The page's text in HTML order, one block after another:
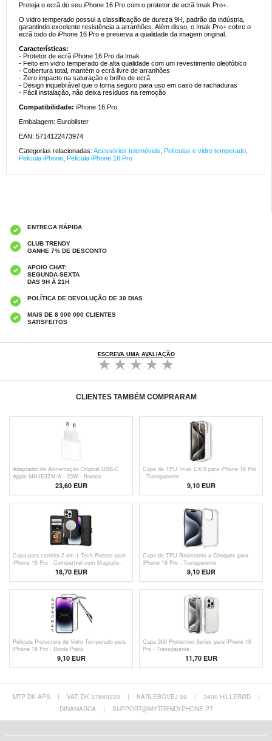
Proteja o ecrã do seu iPhone 16 Pro com o protetor de ecrã Imak Pro+.
O vidro temperado possui a classificação de dureza 9H, padrão da indústria,
garantindo excelente resistência a arranhões. Além disso, o Imak Pro+ cobre o
ecrã todo do iPhone 16 Pro e preserva a qualidade da imagem original.
Características:
- Protetor de ecrã iPhone 16 Pro da Imak
- Feito em vidro temperado de alta qualidade com um revestimento oleofóbico
- Cobertura total, mantém o ecrã livre de arranhões
- Zero impacto na saturação e brilho de ecrã
- Design inquebrável que o torna seguro para uso em caso de rachaduras
- Fácil instalação, não deixa resíduos na remoção
Compatibilidade: iPhone 16 Pro
Embalagem: Euroblister
EAN: 5714122473974
Categorias relacionadas: Acessórios telemóveis Películas e vidro temperado
Pelicula iPhone
Pelicula iPhone 16 Pro
ENTREGA RÁPIDA
CLUB TRENDY
GANHE 7% DE DESCONTO
APOIO CHAT:
SEGUNDA-SEXTA
DAS 9H À 21H
POLÍTICA DE DEVOLUÇÃO DE 30 DIAS
MAIS DE 8 000 000 CLIENTES
SATISFEITOS
ESCREVA UMA AVALIAÇÃO
CLIENTES TAMBÉM COMPRARAM
Adaptador de Alimentação Original USB-C
Apple MHJE3ZM/A - 20W - Branco
23,60EUR
Capa de TPU Imak UX-5 para iPhone 16 Pro
- Transparente
9,10 EUR
Capa para carteira 2 em 1 Tech-Protect para
iPhone 16 Pro - Compatível com Magsafe -
18,70 EUR
Capa de TPU Resistente a Choques para
iPhone 16 Pro - Transparente
9,10 EUR
Película Protectora de Vidro Temperado para
iPhone 16 Pro - Borda Preta
9,10 EUR
Capa 360 Protection Series para iPhone 16
Pro - Transparente
11,70 EUR
MTP DK APS | VAT: DK 37860220 | KARLEBOVEJ 59 | 3400 HILLERØD
|
DINAMARCA
| SUPPORT@MYTRENDYPHONE.PT